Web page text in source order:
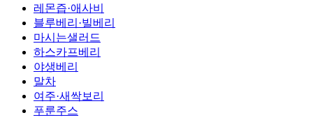
레몬즙·애사비
블루베리·빌베리
마시는샐러드
하스카프베리
야생베리
말차
여주·새싹보리
푸룬주스